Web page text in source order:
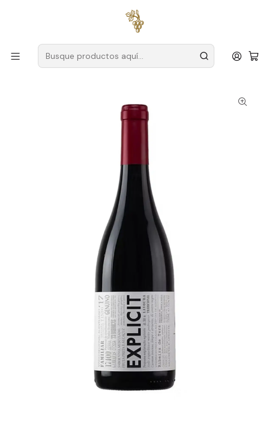
para pedidos superiores a
Productores Alentejo
Familia Rosa Santos
Rosa Santos Família Explícita Tinto Alentejo 75cl